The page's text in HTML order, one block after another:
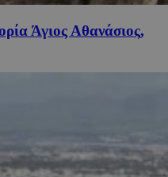
Άγιος Αθανάσιος,